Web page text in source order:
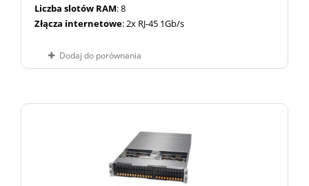
Liczba slotów RAM: 8
Złącza internetowe: 2x RJ-45 1Gb/s
Dodaj do porównania